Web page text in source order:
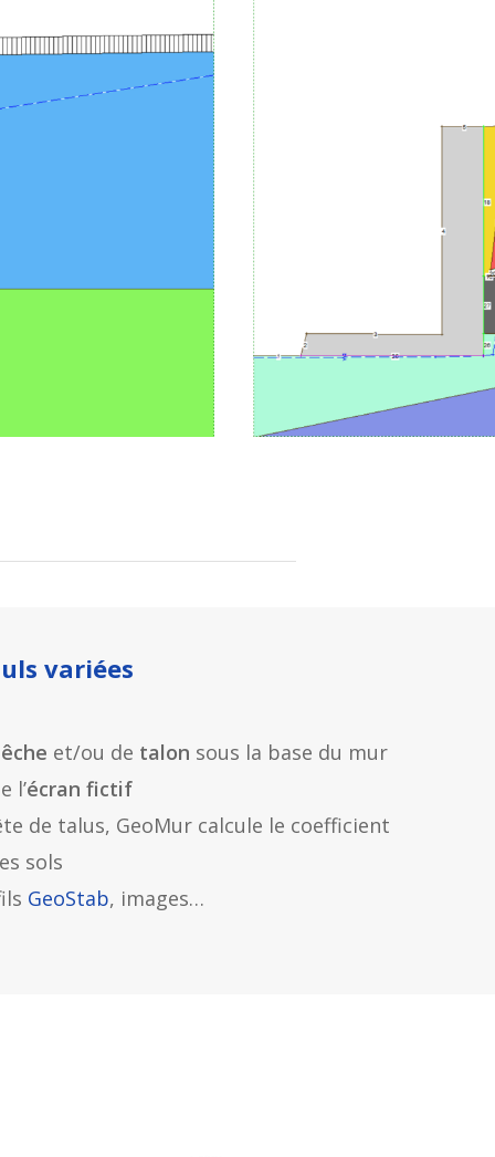
variées
et/ou de talon sous la base du mur
l’écran fictif
de talus, GeoMur calcule le coefficient
sols
GeoStab, images…